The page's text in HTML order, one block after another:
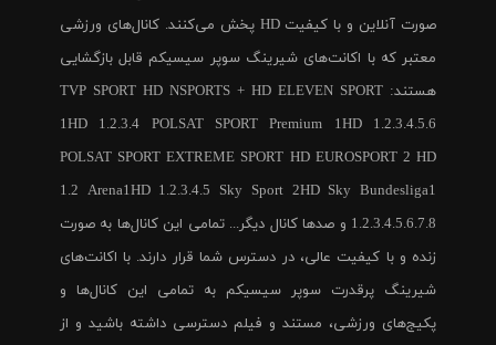
صورت آنلاین و با کیفیت HD پخش می‌کنند. کانال‌های ورزشی
معتبر که با اکانت‌های شیرینگ سوپر سیسیکم قابل بازگشایی
هستند: TVP SPORT HD NSPORTS + HD ELEVEN SPORT
1HD 1.2.3.4 POLSAT SPORT Premium 1HD 1.2.3.4.5.6
POLSAT SPORT EXTREME SPORT HD EUROSPORT 2 HD
1.2 Arena1HD 1.2.3.4.5 Sky Sport 2HD Sky Bundesliga1
1.2.3.4.5.6.7.8 و صدها کانال دیگر... تمامی این کانال‌ها به صورت
زنده و با کیفیت عالی، در دسترس شما قرار دارند. با اکانت‌های
شیرینگ پرقدرت سوپر سیسیکم به تمامی این کانال‌ها و
پکیج‌های ورزشی، مستند و فیلم دسترسی داشته باشید و از